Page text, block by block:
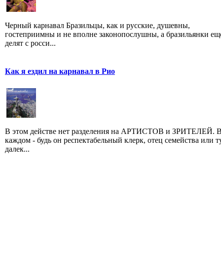
Черный карнавал Бразильцы, как и русские, душевны,
гостеприимны и не вполне законопослушны, а бразильянки
делят с росси...
Как я ездил на карнавал в Рио
В этом действе нет разделения на АРТИСТОВ и ЗРИТЕЛЕЙ.
каждом - будь он респектабельный клерк, отец семейства или
далек...